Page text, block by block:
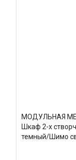
МОДУЛЬНАЯ
Шкаф 2-х
темный/Шимо